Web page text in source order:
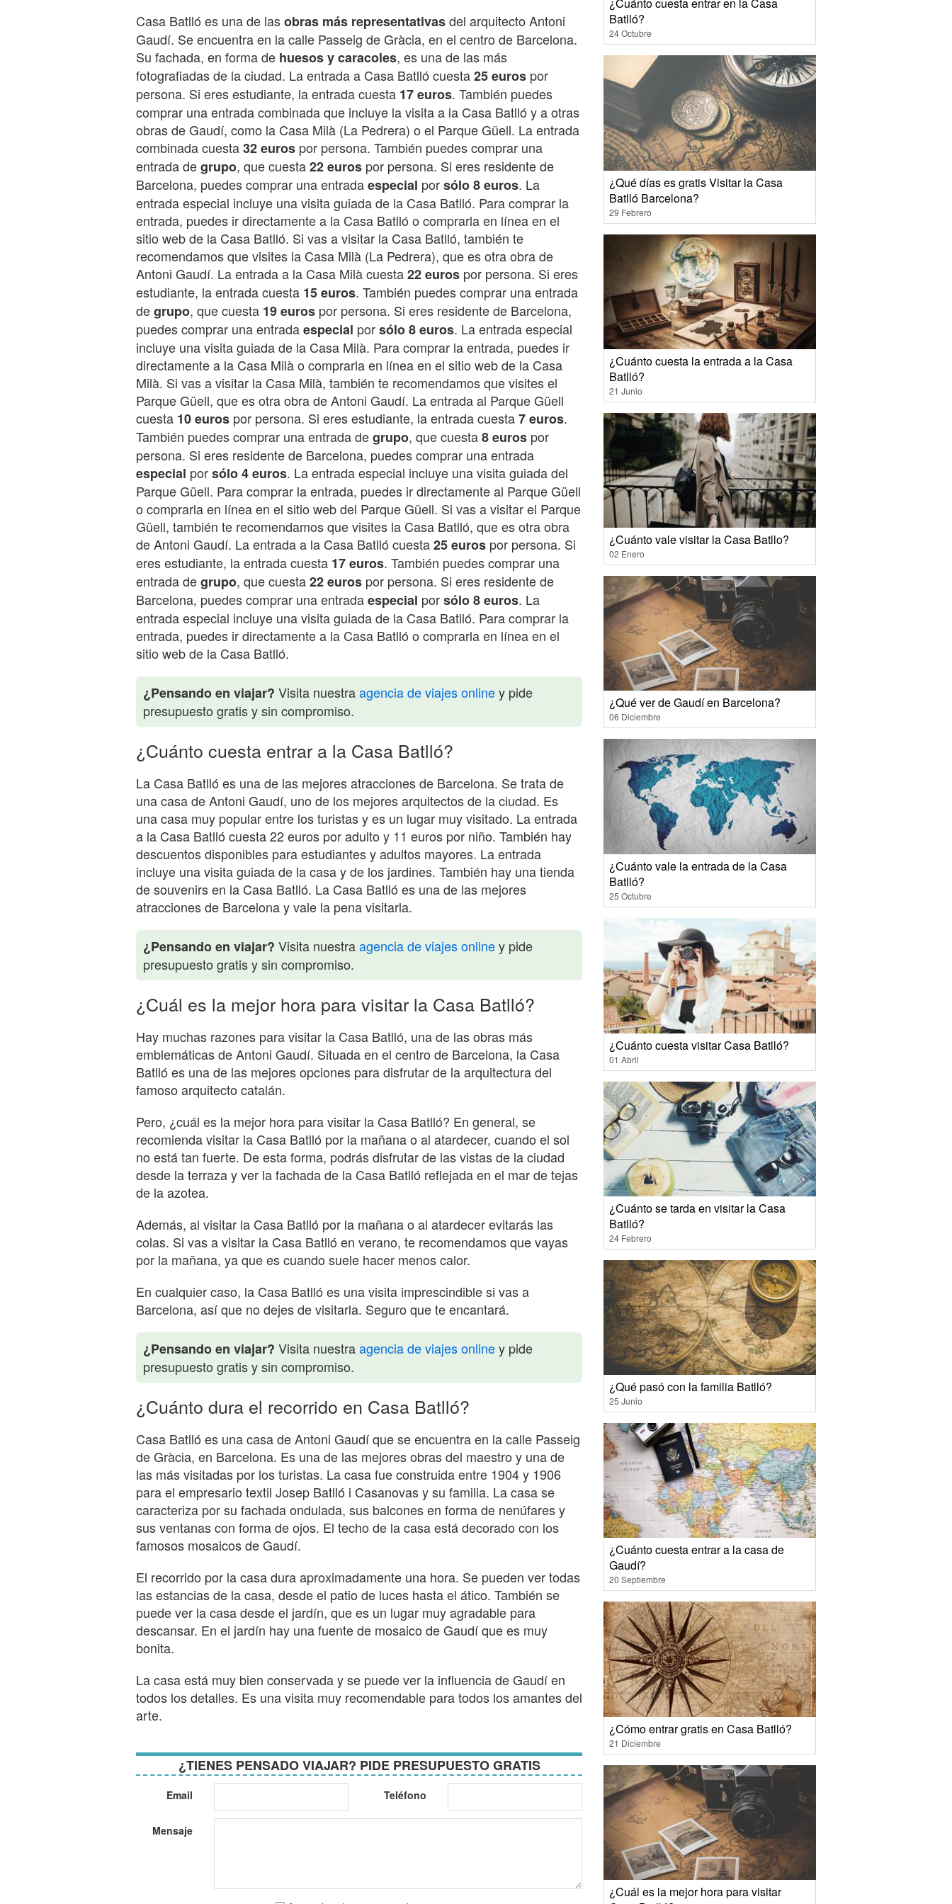
Casa Batlló es una de lasobras más representativasdel arquitecto Antoni
Gaudí. Se encuentra en la calle Passeig de Gràcia, en el centro de Barcelona.
Su fachada, en forma de huesos y caracoles, es una de las más
fotografiadas de la ciudad. La entrada a Casa Batlló cuesta25 euros por
persona. Si eres estudiante, la entrada cuesta 17 euros. También puedes
comprar una entrada combinada que incluye la visita a la Casa Batlló y a otras
obras de Gaudí, como la Casa Milà (La Pedrera) o el Parque Güell. La entrada
combinada cuesta32 euros por persona. También puedes comprar una
entrada degrupo, que cuesta22 euros por persona. Si eres residente de
Barcelona, puedes comprar una entradaespecial porsólo 8 euros. La
entrada especial incluye una visita guiada de la Casa Batlló. Para comprar la
entrada, puedes ir directamente a la Casa Batlló o comprarla en línea en el
sitio web de la Casa Batlló. Si vas a visitar la Casa Batlló, también te
recomendamos que visites la Casa Milà (La Pedrera), que es otra obra de
Antoni Gaudí. La entrada a la Casa Milà cuesta22 euros por persona. Si eres
estudiante, la entrada cuesta 15 euros. También puedes comprar una entrada
degrupo, que cuesta 19 euros por persona. Si eres residente de Barcelona,
puedes comprar una entradaespecial porsólo 8 euros. La entrada especial
incluye una visita guiada de la Casa Milà. Para comprar la entrada, puedes ir
directamente a la Casa Milà o comprarla en línea en el sitio web de la Casa
Milà. Si vas a visitar la Casa Milà, también te recomendamos que visites el
Parque Güell, que es otra obra de Antoni Gaudí. La entrada al Parque Güell
cuesta 10 euros por persona. Si eres estudiante, la entrada cuesta7 euros.
También puedes comprar una entrada degrupo, que cuesta8 euros por
persona. Si eres residente de Barcelona, puedes comprar una entrada
especial porsólo 4 euros. La entrada especial incluye una visita guiada del
Parque Güell. Para comprar la entrada, puedes ir directamente al Parque Güell
o comprarla en línea en el sitio web del Parque Güell. Si vas a visitar el Parque
Güell, también te recomendamos que visites la Casa Batlló, que es otra obra
de Antoni Gaudí. La entrada a la Casa Batlló cuesta25 euros por persona. Si
eres estudiante, la entrada cuesta 17 euros. También puedes comprar una
entrada degrupo, que cuesta22 euros por persona. Si eres residente de
Barcelona, puedes comprar una entradaespecial porsólo 8 euros. La
entrada especial incluye una visita guiada de la Casa Batlló. Para comprar la
entrada, puedes ir directamente a la Casa Batlló o comprarla en línea en el
sitio web de la Casa Batlló.
¿Pensando en viajar? Visita nuestraagencia de viajes onliney pide
presupuesto gratis y sin compromiso.
¿Cuánto cuesta entrar a la Casa Batlló?
La Casa Batlló es una de las mejores atracciones de Barcelona. Se trata de
una casa de Antoni Gaudí, uno de los mejores arquitectos de la ciudad. Es
una casa muy popular entre los turistas y es un lugar muy visitado. La entrada
a la Casa Batlló cuesta 22 euros por adulto y 11 euros por niño. También hay
descuentos disponibles para estudiantes y adultos mayores. La entrada
incluye una visita guiada de la casa y de los jardines. También hay una tienda
de souvenirs en la Casa Batlló. La Casa Batlló es una de las mejores
atracciones de Barcelona y vale la pena visitarla.
¿Pensando en viajar? Visita nuestraagencia de viajes onliney pide
presupuesto gratis y sin compromiso.
¿Cuál es la mejor hora para visitar la Casa Batlló?
Hay muchas razones para visitar la Casa Batlló, una de las obras más
emblemáticas de Antoni Gaudí. Situada en el centro de Barcelona, la Casa
Batlló es una de las mejores opciones para disfrutar de la arquitectura del
famoso arquitecto catalán.
Pero, ¿cuál es la mejor hora para visitar la Casa Batlló? En general, se
recomienda visitar la Casa Batlló por la mañana o al atardecer, cuando el sol
no está tan fuerte. De esta forma, podrás disfrutar de las vistas de la ciudad
desde la terraza y ver la fachada de la Casa Batlló reflejada en el mar de tejas
de la azotea.
Además, al visitar la Casa Batlló por la mañana o al atardecer evitarás las
colas. Si vas a visitar la Casa Batlló en verano, te recomendamos que vayas
por la mañana, ya que es cuando suele hacer menos calor.
En cualquier caso, la Casa Batlló es una visita imprescindible si vas a
Barcelona, así que no dejes de visitarla. Seguro que te encantará.
¿Pensando en viajar? Visita nuestraagencia de viajes onliney pide
presupuesto gratis y sin compromiso.
¿Cuánto dura el recorrido en Casa Batlló?
Casa Batlló es una casa de Antoni Gaudí que se encuentra en la calle Passeig
de Gràcia, en Barcelona. Es una de las mejores obras del maestro y una de
las más visitadas por los turistas. La casa fue construida entre 1904 y 1906
para el empresario textil Josep Batlló i Casanovas y su familia. La casa se
caracteriza por su fachada ondulada, sus balcones en forma de nenúfares y
sus ventanas con forma de ojos. El techo de la casa está decorado con los
famosos mosaicos de Gaudí.
El recorrido por la casa dura aproximadamente una hora. Se pueden ver todas
las estancias de la casa, desde el patio de luces hasta el ático. También se
puede ver la casa desde el jardín, que es un lugar muy agradable para
descansar. En el jardín hay una fuente de mosaico de Gaudí que es muy
bonita.
La casa está muy bien conservada y se puede ver la influencia de Gaudí en
todos los detalles. Es una visita muy recomendable para todos los amantes del
arte.
¿TIENES PENSADO VIAJAR? PIDE PRESUPUESTO GRATIS
Email Teléfono
Mensaje
¿Cuánto cuesta entrar en la Casa
Batlló?
24 Octubre
¿Qué días es gratis Visitar la Casa
Batlló Barcelona?
29 Febrero
¿Cuánto cuesta la entrada a la Casa
Batlló?
21 Junio
¿Cuánto vale visitar la Casa Batllo?
02 Enero
¿Qué ver de Gaudí en Barcelona?
06 Diciembre
¿Cuánto vale la entrada de la Casa
Batlló?
25 Octubre
¿Cuánto cuesta visitar Casa Batlló?
01 Abril
¿Cuánto se tarda en visitar la Casa
Batlló?
24 Febrero
¿Qué pasó con la familia Batlló?
25 Junio
¿Cuánto cuesta entrar a la casa de
Gaudí?
20 Septiembre
¿Cómo entrar gratis en Casa Batlló?
21 Diciembre
¿Cuál es la mejor hora para visitar